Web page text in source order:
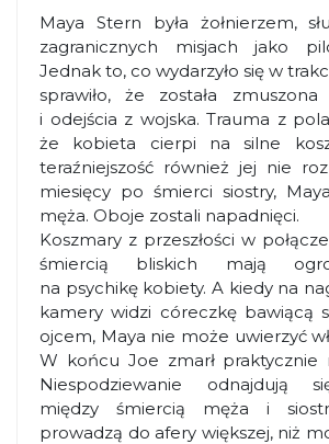
Maya Stern była żołnierzem,
zagranicznych misjach jako
Jednak to, co wydarzyło się w
sprawiło, że została
i odejścia z wojska. Trauma z
że kobieta cierpi na silne
teraźniejszość również jej nie
miesięcy po śmierci siostry,
męża. Oboje zostali napadnięci.
Koszmary z przeszłości w
śmiercią bliskich mają
na psychikę kobiety. A kiedy na
kamery widzi córeczkę bawiącą
ojcem, Maya nie może uwierzyć
W końcu Joe zmarł praktycznie
Niespodziewanie odnajdują
między śmiercią męża i
prowadzą do afery większej, niż